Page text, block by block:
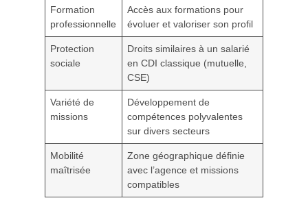
Formation
professionnelle
Accès aux formations pour
évoluer et valoriser son profil
Protection
sociale
Droits similaires à un salarié
en CDI classique (mutuelle,
CSE)
Variété de
missions
Développement de
compétences polyvalentes
sur divers secteurs
Mobilité
maîtrisée
Zone géographique définie
avec l’agence et missions
compatibles